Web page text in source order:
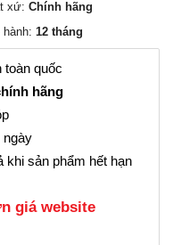
là:
xứ: Chính hãng
hành: 12 tháng
quốc
hãng
ngày
khi sản phẩm hết hạn
giá website